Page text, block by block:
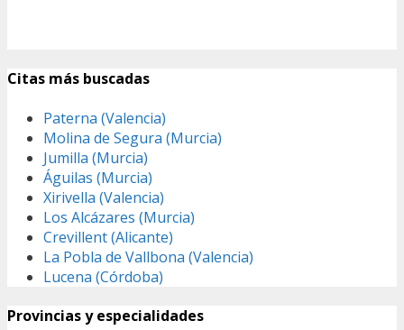
Citas más buscadas
Paterna (Valencia)
Molina de Segura (Murcia)
Jumilla (Murcia)
Águilas (Murcia)
Xirivella (Valencia)
Los Alcázares (Murcia)
Crevillent (Alicante)
La Pobla de Vallbona (Valencia)
Lucena (Córdoba)
Provincias y especialidades